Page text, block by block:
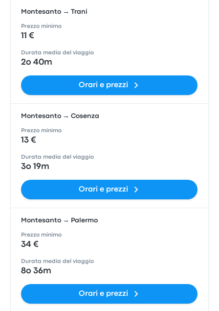
Montesanto → Trani
Prezzo minimo
11 €
Durata media del viaggio
2o 40m
Orari e prezzi
Montesanto → Cosenza
Prezzo minimo
13 €
Durata media del viaggio
3o 19m
Orari e prezzi
Montesanto → Palermo
Prezzo minimo
34 €
Durata media del viaggio
8o 36m
Orari e prezzi